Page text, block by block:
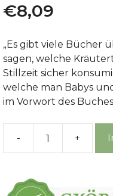
€8,09
„Es gibt viele Bücher
sagen, welche
Stillzeit sicher
welche man Babys
im Vorwort des
- +